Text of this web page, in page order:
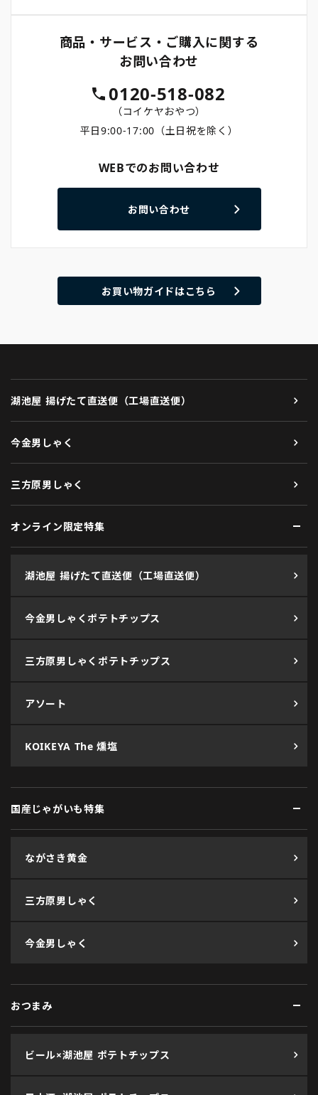
商品・サービス・ご購入に関する
お問い合わせ
0120-518-082
（コイケヤおやつ）
平日9:00-17:00（土日祝を除く）
WEBでのお問い合わせ
お問い合わせ
お買い物ガイドはこちら
湖池屋 揚げたて直送便（工場直送便）
今金男しゃく
三方原男しゃく
オンライン限定特集
湖池屋 揚げたて直送便（工場直送便）
今金男しゃくポテトチップス
三方原男しゃくポテトチップス
アソート
KOIKEYA The 燻塩
国産じゃがいも特集
ながさき黄金
三方原男しゃく
今金男しゃく
おつまみ
ビール×湖池屋 ポテトチップス